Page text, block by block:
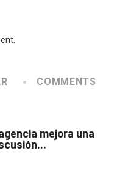
COMMENTS
mejora una